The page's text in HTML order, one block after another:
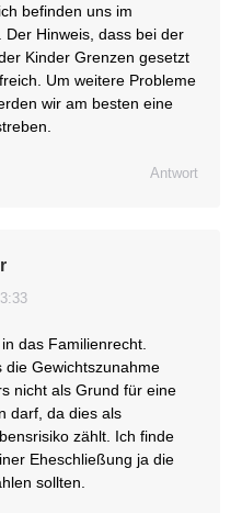
befinden uns im
Der Hinweis, dass bei der
Kinder Grenzen gesetzt
Um weitere Probleme
wir am besten eine
Antwort
das Familienrecht.
die Gewichtszunahme
nicht als Grund für eine
darf, da dies als
zählt. Ich finde
Eheschließung ja die
sollten.